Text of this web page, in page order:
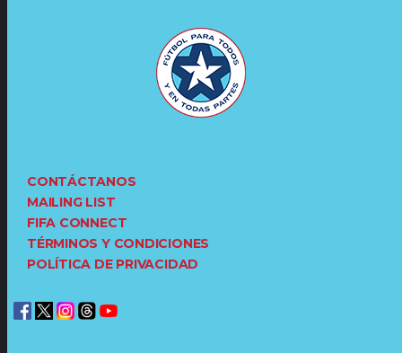
CONTÁCTANOS
MAILING LIST
FIFA CONNECT
TÉRMINOS Y CONDICIONES
POLÍTICA DE PRIVACIDAD